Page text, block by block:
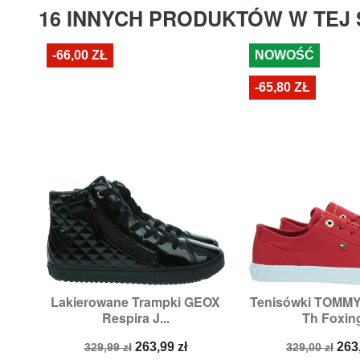
16 INNYCH PRODUKTÓW W
Lakierowane Trampki GEOX
Respira J...
Cena
329,99 zł Cena
263,99 zł
Szybki podgląd
Rozmiary:32,36
-66,00 ZŁ
Tenisówki
Th
Cena
329,00 zł
Szybki
Rozmiary: 37,
NOWOŚĆ
-65,80 ZŁ